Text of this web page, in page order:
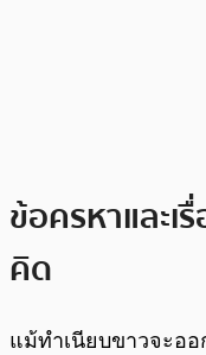
ข้อครหาและเ
คิด
แม้ทำเนียบขาวจะอ